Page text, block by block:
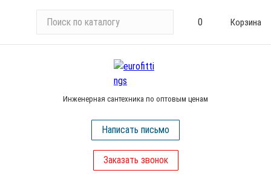
и
0 Корзина
Инженерная сантехника по оптовым ценам
Написать письмо
Заказать звонок